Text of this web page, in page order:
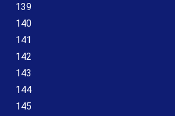
139
140
141
142
143
144
145